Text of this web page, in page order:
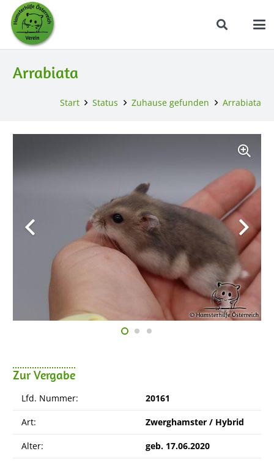
Arrabiata
Start Status Zuhause gefunden Arrabiata
Zur Vergabe
Lfd. Nummer: 20161
Art: Zwerghamster / Hybrid
Alter: geb. 17.06.2020